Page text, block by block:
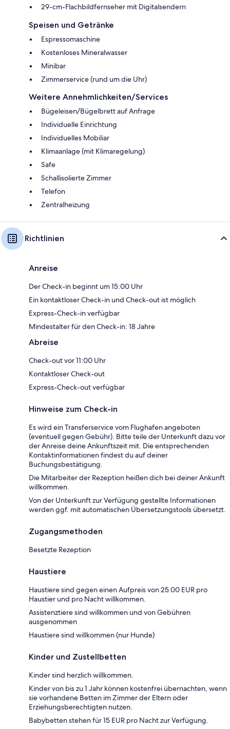
29-cm-Flachbildfernseher mit Digitalsendern
Speisen und Getränke
Espressomaschine
Kostenloses Mineralwasser
Minibar
Zimmerservice (rund um die Uhr)
Weitere Annehmlichkeiten/Services
Bügeleisen/Bügelbrett auf Anfrage
Individuelle Einrichtung
Individuelles Mobiliar
Klimaanlage (mit Klimaregelung)
Safe
Schallisolierte Zimmer
Telefon
Zentralheizung
Richtlinien
Anreise
Der Check-in beginnt um 15:00 Uhr
Ein kontaktloser Check-in und Check-out ist möglich
Express-Check-in verfügbar
Mindestalter für den Check-in: 18 Jahre
Abreise
Check-out vor 11:00 Uhr
Kontaktloser Check-out
Express-Check-out verfügbar
Hinweise zum Check-in
Es wird ein Transferservice vom Flughafen angeboten
(eventuell gegen Gebühr). Bitte teile der Unterkunft dazu vor
der Anreise deine Ankunftszeit mit. Die entsprechenden
Kontaktinformationen findest du auf deiner
Buchungsbestätigung.
Die Mitarbeiter der Rezeption heißen dich bei deiner Ankunft
willkommen.
Von der Unterkunft zur Verfügung gestellte Informationen
werden ggf. mit automatischen Übersetzungstools übersetzt.
Zugangsmethoden
Besetzte Rezeption
Haustiere
Haustiere sind gegen einen Aufpreis von 25.00 EUR pro
Haustier und pro Nacht willkommen.
Assistenztiere sind willkommen und von Gebühren
ausgenommen
Haustiere sind willkommen (nur Hunde)
Kinder und Zustellbetten
Kinder sind herzlich willkommen.
Kinder von bis zu 1 Jahr können kostenfrei übernachten, wenn
sie vorhandene Betten im Zimmer der Eltern oder
Erziehungsberechtigten nutzen.
Babybetten stehen für 15 EUR pro Nacht zur Verfügung.